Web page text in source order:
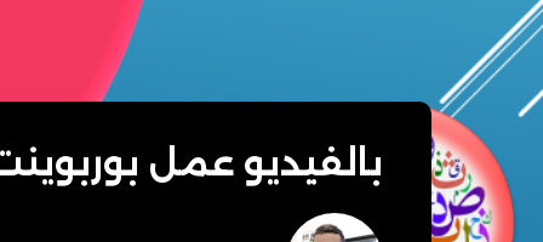
بالفيديو عمل